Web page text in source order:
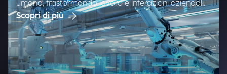
umana, trasformando lavoro e interazioni aziendali.
Scopri di più